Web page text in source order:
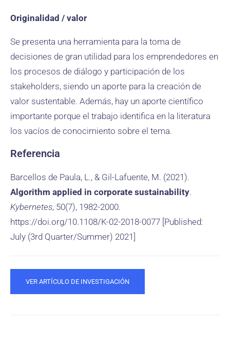
Originalidad / valor
Se presenta una herramienta para la toma de
decisiones de gran utilidad para los emprendedores en
los procesos de diálogo y participación de los
stakeholders, siendo un aporte para la creación de
valor sustentable. Además, hay un aporte científico
importante porque el trabajo identifica en la literatura
los vacíos de conocimiento sobre el tema.
Referencia
Barcellos de Paula, L., & Gil-Lafuente, M. (2021).
Algorithm applied in corporate sustainability.
Kybernetes, 50(7), 1982-2000.
https://doi.org/10.1108/K-02-2018-0077 [Published:
July (3rd Quarter/Summer) 2021]
VER ARTÍCULO DE INVESTIGACIÓN